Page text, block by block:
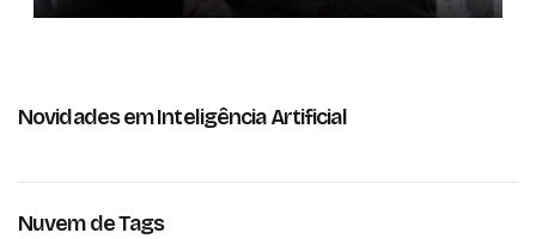
Novidades em Inteligência Artificial
Nuvem de Tags